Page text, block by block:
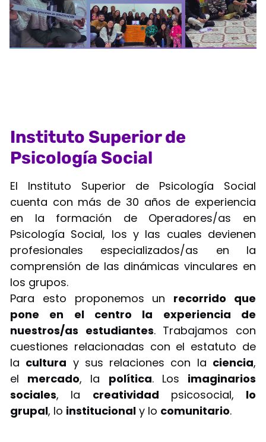
Instituto Superior de
Psicología Social
El Instituto Superior de Psicología Social
cuenta con más de 30 años de experiencia
en la formación de Operadores/as en
Psicología Social, los y las cuales devienen
profesionales especializados/as en la
comprensión de las dinámicas vinculares en
los grupos.
Para esto proponemos un recorrido que
pone en el centro la experiencia de
nuestros/as estudiantes. Trabajamos con
cuestiones relacionadas con el estatuto de
la cultura y sus relaciones con la ciencia,
el mercado, la política. Los imaginarios
sociales, la creatividad psicosocial, lo
grupal, lo institucional y lo comunitario.